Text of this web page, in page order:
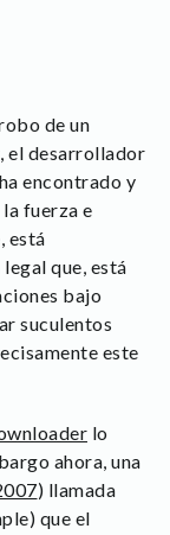
de un
el desarrollador
encontrado y
fuerza e
está
que, está
bajo
suculentos
este
lo
ahora, una
) llamada
que el